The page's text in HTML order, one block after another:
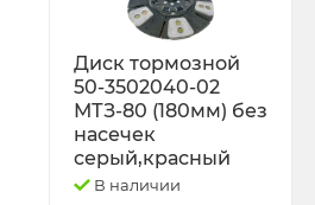
Диск тормозной
50-3502040-02
МТЗ-80 (180мм) без
насечек
серый,красный
В наличии